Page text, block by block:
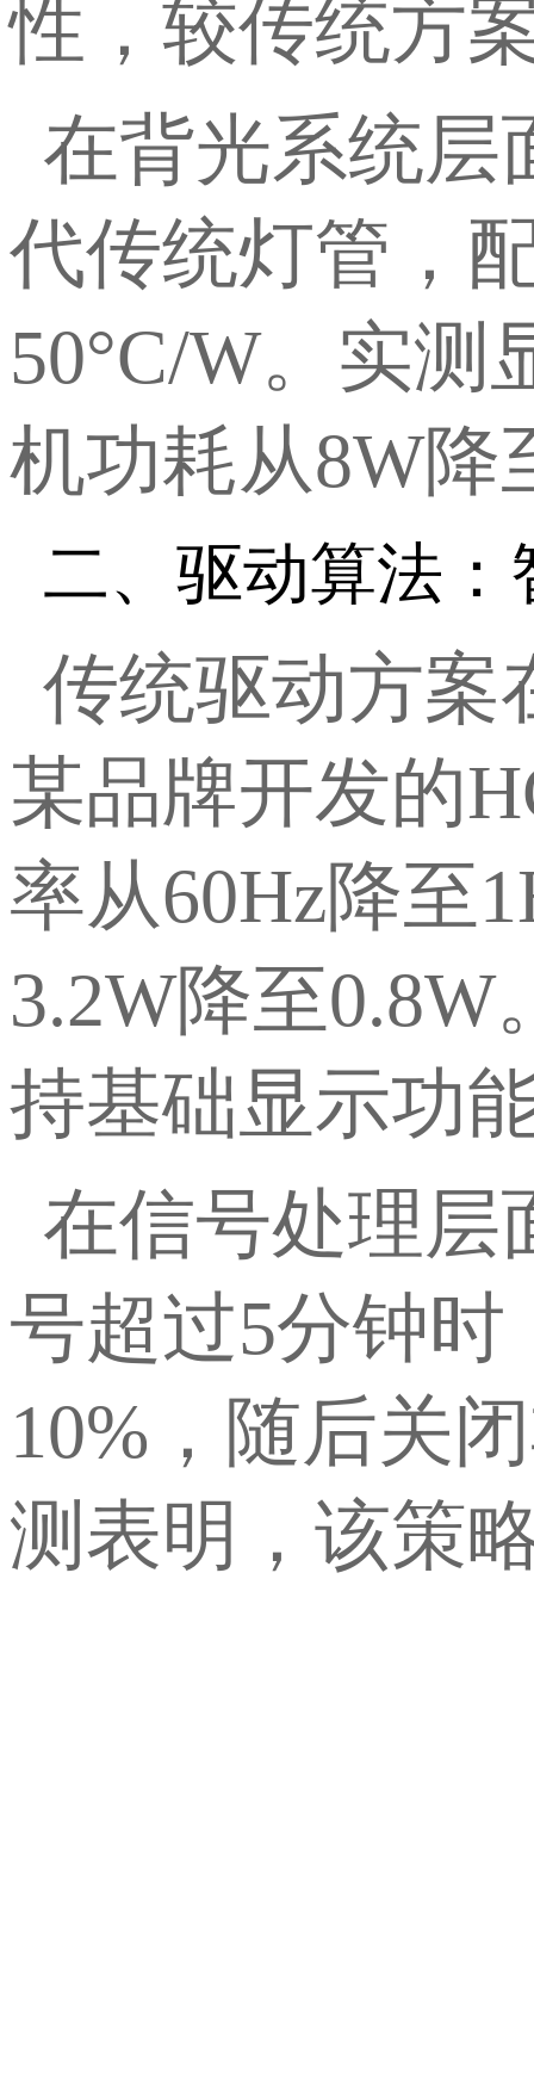
性，较传统方
在背光系统层
代传统灯管，
50°C/W。实
机功耗从8W降
二、驱动算法
传统驱动方案
某品牌开发的
率从60Hz降至
3.2W降至0.8W
持基础显示功
在信号处理层
号超过5分钟
10%，随后关
测表明，该策